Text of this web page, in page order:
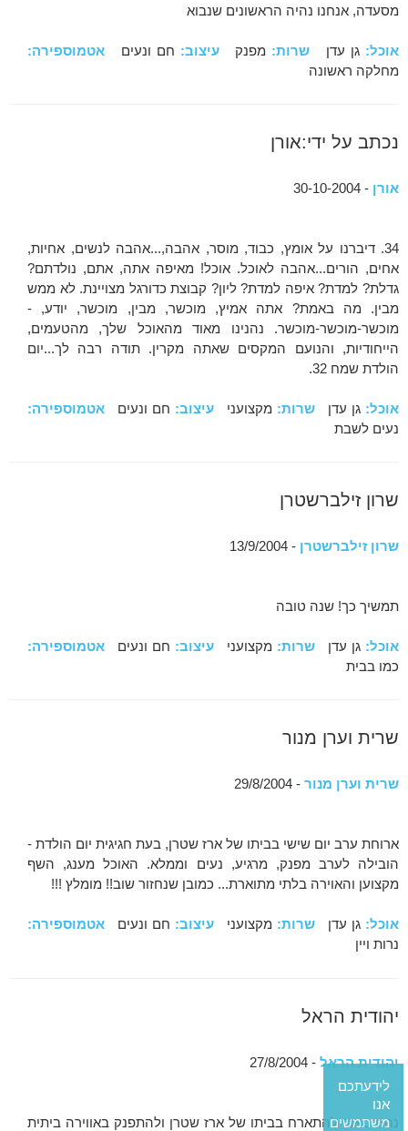
מסעדה, אנחנו נהיה הראשונים שנבוא
אוכל: גן עדן שרות: מפנקעיצוב: חם ונעים אטמוספירה:
מחלקה ראשונה
נכתב על ידי:אורן
אורן - 30-10-2004
34. דיברנו על אומץ, כבוד, מוסר, אהבה,...אהבה לנשים, אחיות,
אחים, הורים...אהבה לאוכל. אוכל! מאיפה אתה, אתם, נולדתם?
גדלת? למדת? איפה למדת? ליון? קבוצת כדורגל מצויינת. לא ממש
מבין. מה באמת? אתה אמיץ, מוכשר, מבין, מוכשר, יודע, -
מוכשר-מוכשר-מוכשר. נהנינו מאוד מהאוכל שלך, מהטעמים,
הייחודיות, והנועם המקסים שאתה מקרין. תודה רבה לך...יום
הולדת שמח 32.
אוכל: גן עדן שרות: מקצועניעיצוב: חם ונעים אטמוספירה:
נעים לשבת
שרון זילברשטרן
שרון זילברשטרן - 13/9/2004
תמשיך כך! שנה טובה
אוכל: גן עדן שרות: מקצועניעיצוב: חם ונעים אטמוספירה:
כמו בבית
שרית וערן מנור
שרית וערן מנור - 29/8/2004
ארוחת ערב יום שישי בביתו של ארז שטרן, בעת חגיגית יום הולדת -
הובילה לערב מפנק, מרגיע, נעים וממלא. האוכל מענג, השף
מקצוען והאוירה בלתי מתוארת... כמובן שנחזור שוב!! מומלץ !!!
אוכל: גן עדן שרות: מקצועניעיצוב: חם ונעים אטמוספירה:
נרות ויין
יהודית הראל
יהודית הראל - 27/8/2004
נהנו מאוד להתארח בביתו של ארז שטרן ולהתפנק באווירה ביתית
לידעתכם
אנו
משתמשים